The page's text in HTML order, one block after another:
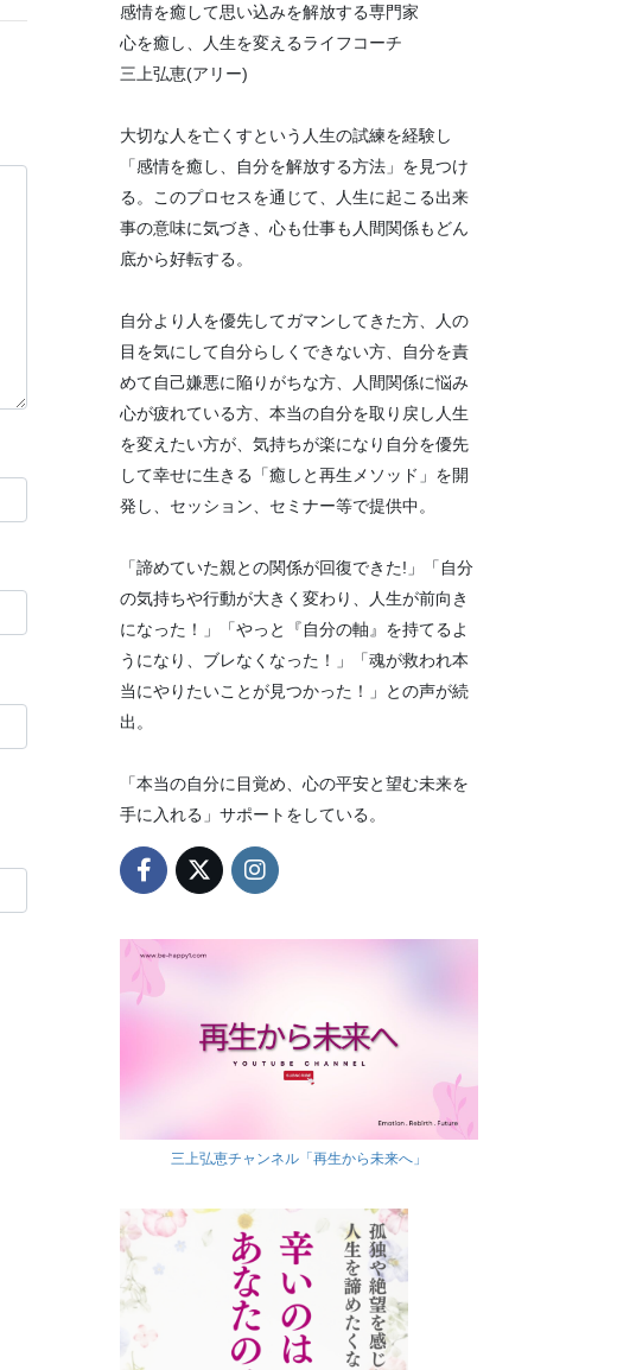
感情を癒して思い込みを解放する専門家
心を癒し、人生を変えるライフコーチ
三上弘恵(アリー)
大切な人を亡くすという人生の試練を経験し
「感情を癒し、自分を解放する方法」を見つけ
る。このプロセスを通じて、人生に起こる出来
事の意味に気づき、心も仕事も人間関係もどん
底から好転する。
自分より人を優先してガマンしてきた方、人の
目を気にして自分らしくできない方、自分を責
めて自己嫌悪に陥りがちな方、人間関係に悩み
心が疲れている方、本当の自分を取り戻し人生
を変えたい方が、気持ちが楽になり自分を優先
して幸せに生きる「癒しと再生メソッド」を開
発し、セッション、セミナー等で提供中。
「諦めていた親との関係が回復できた!」「自分
の気持ちや行動が大きく変わり、人生が前向き
になった！」「やっと『自分の軸』を持てるよ
うになり、ブレなくなった！」「魂が救われ本
当にやりたいことが見つかった！」との声が続
出。
「本当の自分に目覚め、心の平安と望む未来を
手に入れる」サポートをしている。
三上弘恵チャンネル「再生から未来へ」